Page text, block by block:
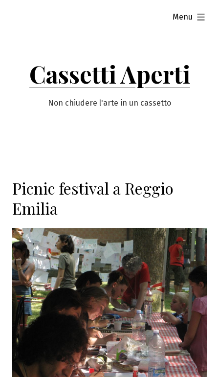
Cassetti Aperti
Non chiudere l'arte in un cassetto
Menu
esteso
Picnic festival a Reggio
Emilia